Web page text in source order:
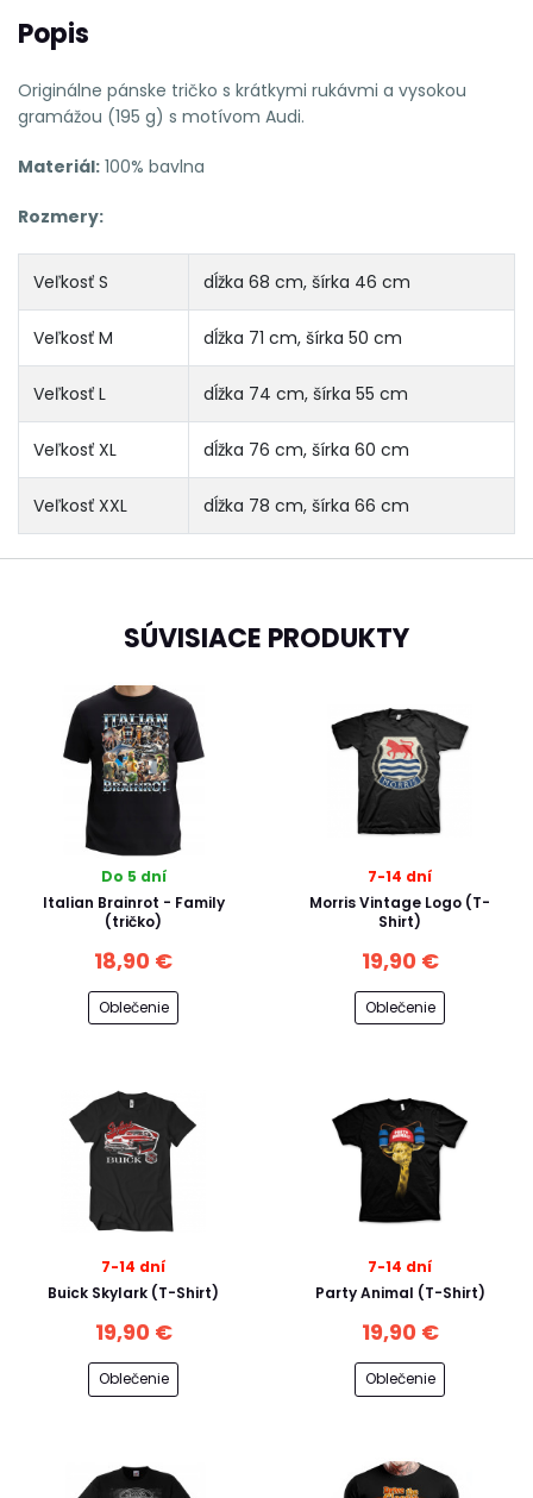
Popis
Originálne pánske tričko s krátkymi rukávmi a vysokou
gramážou (195 g) s motívom Audi.
Materiál: 100% bavlna
Rozmery:
Veľkosť S dĺžka 68 cm, šírka 46 cm
Veľkosť M dĺžka 71 cm, šírka 50 cm
Veľkosť L dĺžka 74 cm, šírka 55 cm
Veľkosť XL dĺžka 76 cm, šírka 60 cm
Veľkosť XXL dĺžka 78 cm, šírka 66 cm
SÚVISIACE PRODUKTY
Do 5 dní
Italian Brainrot - Family
(tričko)
18,90 €
Oblečenie
7-14 dní
Morris Vintage Logo (T-
Shirt)
19,90 €
Oblečenie
7-14 dní
Buick Skylark (T-Shirt)
19,90 €
Oblečenie
7-14 dní
Party Animal (T-Shirt)
19,90 €
Oblečenie